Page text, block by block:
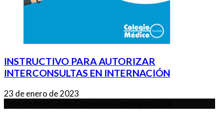
INSTRUCTIVO PARA AUTORIZAR
INTERCONSULTAS EN INTERNACIÓN
23 de enero de 2023